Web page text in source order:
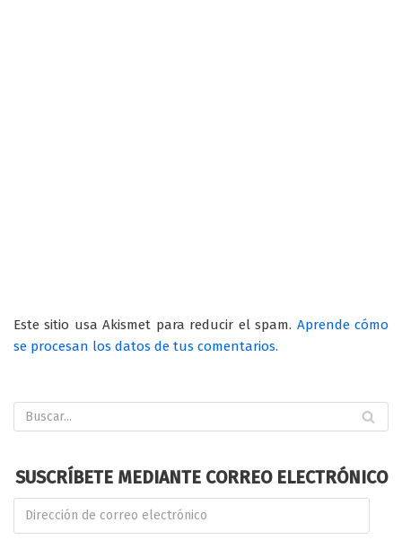
Este sitio usa Akismet para reducir el spam. Aprende cómo
se procesan los datos de tus comentarios.
SUSCRÍBETE MEDIANTE CORREO ELECTRÓNICO